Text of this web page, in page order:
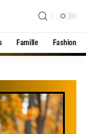
Famille Fashion